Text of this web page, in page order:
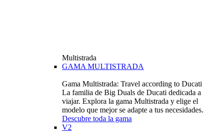
Multistrada
GAMA MULTISTRADA
Gama Multistrada: Travel according to Ducati
La familia de Big Duals de Ducati dedicada a
viajar. Explora la gama Multistrada y elige el
modelo que mejor se adapte a tus necesidades.
Descubre toda la gama
V2